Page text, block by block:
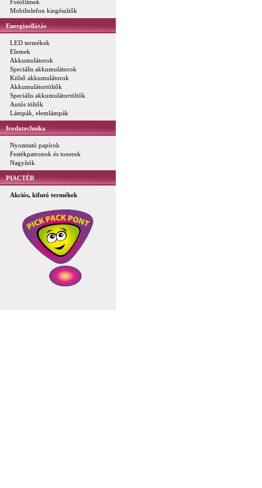
Fotófilmek
Mobiltelefon kiegészítők
Energiaellátás
LED termékek
Elemek
Akkumulátorok
Speciális akkumulátorok
Külső akkumulátorok
Akkumulátortöltők
Speciális akkumulátortöltők
Autós töltők
Lámpák, elemlámpák
Irodatechnika
Nyomtató papírok
Festékpatronok és tonerek
Nagyítók
PIACTÉR
Akciós, kifutó termékek